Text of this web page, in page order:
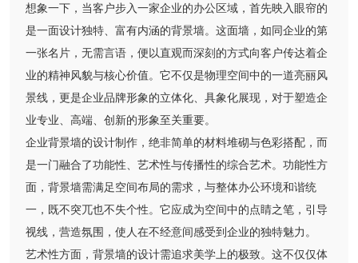
想象一下，当客户步入一家企业的办公区域，首先映入眼帘的
是一面设计独特、富有内涵的背景墙。这面墙，如同企业的第
一张名片，无需言语，便以直观而深刻的方式向客户传达着企
业的精神风貌与核心价值。它不仅是物理空间中的一道亮丽风
景线，更是企业品牌形象的立体化、具象化展现，对于塑造企
业专业、高端、创新的形象至关重要。
企业背景墙的设计制作，绝非简单的材料堆砌与色彩搭配，而
是一门融合了功能性、艺术性与传播性的综合艺术。功能性方
面，背景墙需满足空间布局的需求，与整体办公环境和谐统
一，既不突兀也不失个性。它应成为空间中的点睛之笔，引导
视线，营造氛围，使人在不经意间感受到企业的独特魅力。
艺术性方面，背景墙的设计需追求美学上的极致。这不仅仅体